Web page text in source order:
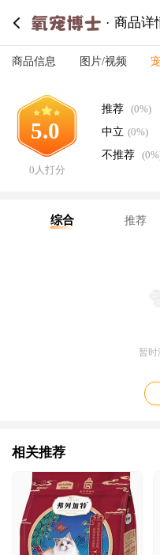
商品详
商品信息 图片/视频
0人打分
5.0
推荐 (0%)
中立 (0%)
不推荐
综合 推荐
暂时
相关推荐